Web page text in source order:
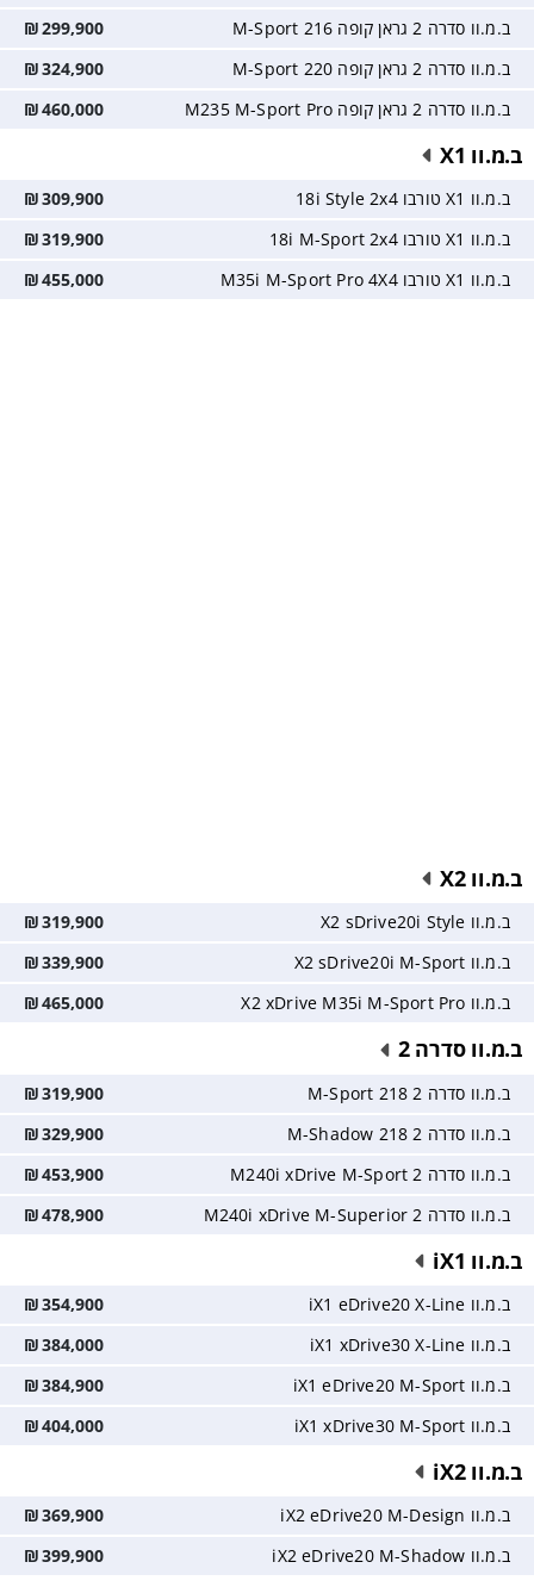
ב.מ.וו סדרה 2 גראן קופה 216 M-Sport
299,900
₪
ב.מ.וו סדרה 2 גראן קופה 220 M-Sport
324,900
₪
ב.מ.וו סדרה 2 גראן קופה M235 M-Sport Pro
460,000
₪
ב.מ.וו X1
ב.מ.וו X1 טורבו 18i Style 2x4 309,900
₪
ב.מ.וו X1 טורבו 18i M-Sport 2x4
319,900
₪
ב.מ.וו X1 טורבו M35i M-Sport Pro 4X4
455,000
₪
ב.מ.וו X2
ב.מ.וו X2 sDrive20i Style 319,900
₪
ב.מ.וו X2 sDrive20i M-Sport
339,900
₪
ב.מ.וו X2 xDrive M35i M-Sport Pro
465,000
₪
ב.מ.וו סדרה 2
ב.מ.וו סדרה 2 218 M-Sport 319,900
₪
ב.מ.וו סדרה 2 218 M-Shadow
329,900
₪
ב.מ.וו סדרה 2 M240i xDrive M-Sport
453,900
₪
ב.מ.וו סדרה 2 M240i xDrive M-Superior
478,900
₪
ב.מ.וו iX1
ב.מ.וו iX1 eDrive20 X-Line 354,900
₪
ב.מ.וו iX1 xDrive30 X-Line
384,000
₪
ב.מ.וו iX1 eDrive20 M-Sport
384,900
₪
ב.מ.וו iX1 xDrive30 M-Sport
404,000
₪
ב.מ.וו iX2
ב.מ.וו iX2 eDrive20 M-Design 369,900
₪
ב.מ.וו iX2 eDrive20 M-Shadow
399,900
₪